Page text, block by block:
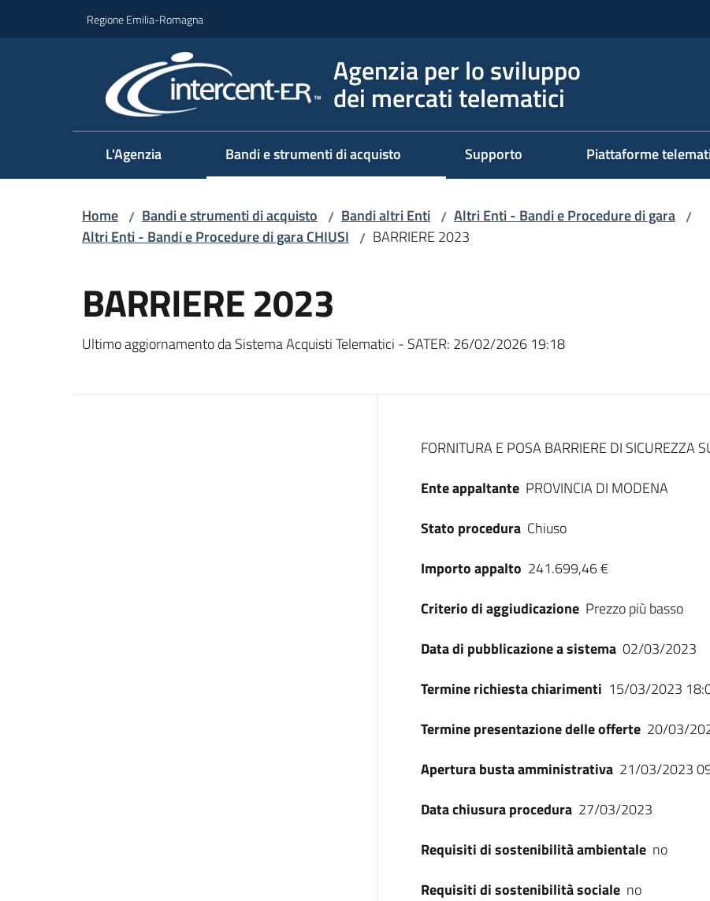
Regione Emilia-Romagna
Agenzia per lo sviluppo
dei mercati telematici
L'Agenzia Bandi e strumenti di acquisto Supporto Piattaforme
Home / Bandi e strumenti di acquisto / Bandi altri Enti / Altri Enti - Bandi e Procedure di gara /
Altri Enti - Bandi e Procedure di gara CHIUSI / BARRIERE 2023
BARRIERE 2023
Ultimo aggiornamento da Sistema Acquisti Telematici - SATER: 26/02/2026 19:18
Dati del bando
FORNITURA E POSA BARRIERE DI SICUREZZA
Ente appaltante PROVINCIA DI MODENA
Stato procedura Chiuso
Importo appalto 241.699,46 €
Criterio di aggiudicazione Prezzo più basso
Data di pubblicazione a sistema 02/03/2023
Termine richiesta chiarimenti 15/03/2023
Termine presentazione delle offerte 20/03/
Apertura busta amministrativa 21/03/2023
Data chiusura procedura 27/03/2023
Requisiti di sostenibilità ambientale no
Requisiti di sostenibilità sociale no